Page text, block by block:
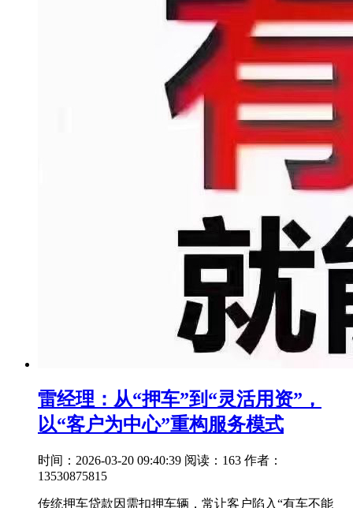
雷经理：从“押车”到“灵活用资”，
以“客户为中心”重构服务模式
时间：2026-03-20 09:40:39 阅读：163 作者：
13530875815
传统押车贷款因需扣押车辆，常让客户陷入“有车不能